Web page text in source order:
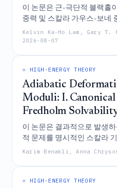
이 논문은 근-극단적 블랙홀
중력 및 스칼라 가우스-보네
보정들을 증폭시켜 서로 구
니즘을 드러내는지 조사하며,
전개를 무효화하는 피할 수
발산하는 조석력을 발생시
Kelvin Ka-Ho Lam, Gary T.
2026-08-07
⚛️ HIGH-ENERGY THEORY
Adiabatic
Moduli: I. Canonical
Fredholm
이 논문은 결과적으로 발생
적 문제를 명시적인 스칼라
천천히 진화하는 점근적 모듈
성과 유일성이 단일 스칼라
Karim Benakli, Anna
⚛️ HIGH-ENERGY THEORY